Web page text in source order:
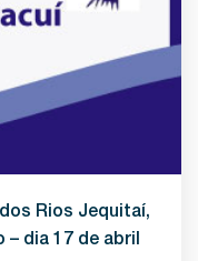
Rios Jequitaí,
– dia 17 de abril